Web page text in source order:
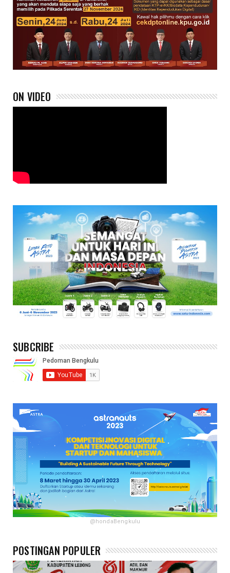
ON VIDEO
SUBCRIBE
@hondaBengkulu
POSTINGAN POPULER